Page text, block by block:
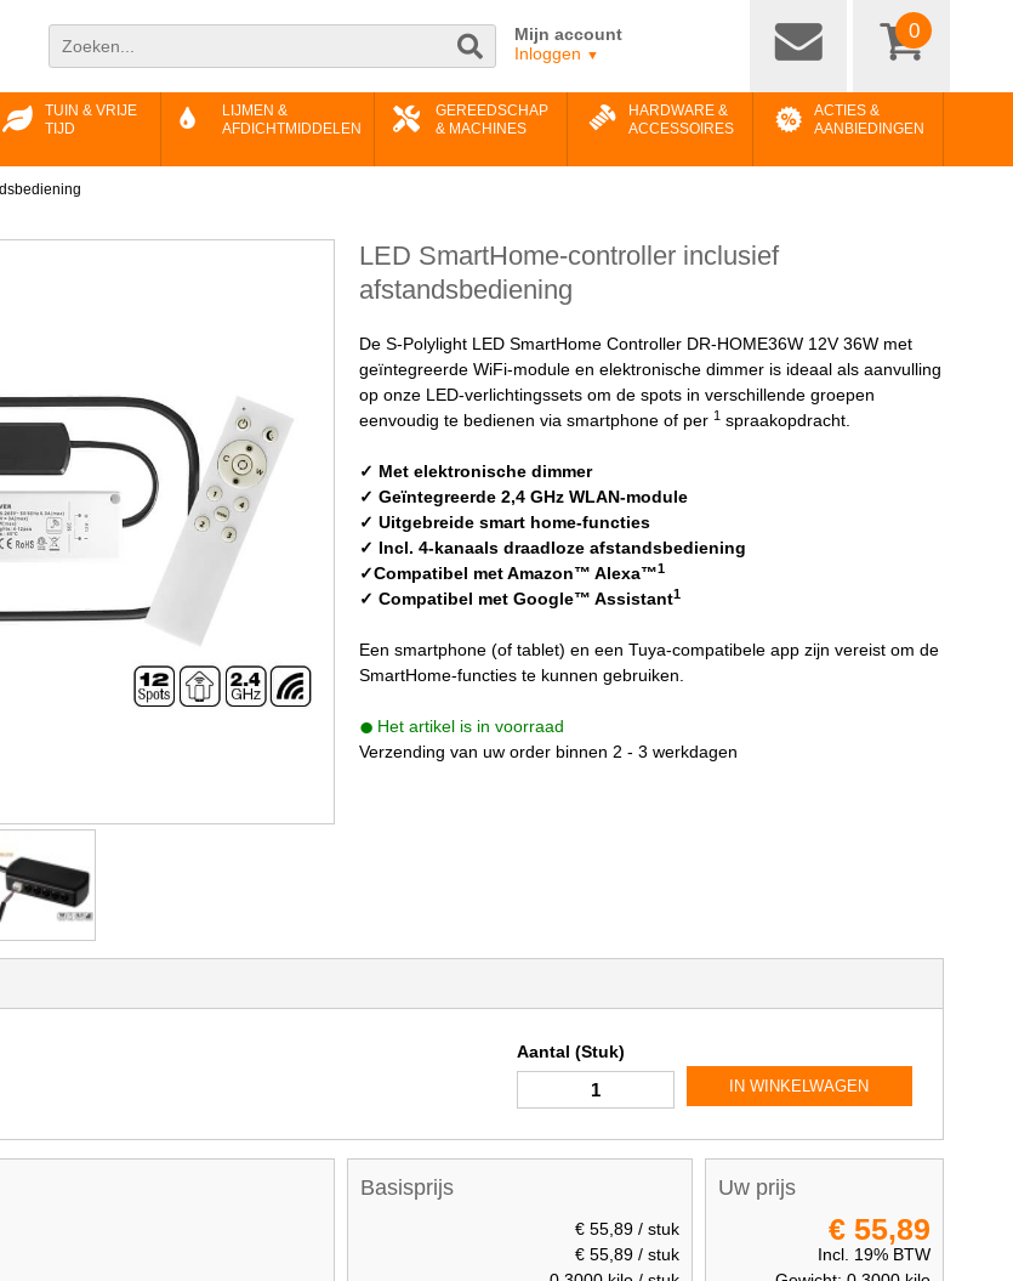
Mijn account
Inloggen ▼
0
TUIN & VRIJE
TIJD
LIJMEN &
AFDICHTMIDDELEN
GEREEDSCHAP
& MACHINES
HARDWARE &
ACCESSOIRES
ACTIES &
AANBIEDINGEN
LED SmartHome-controller inclusief
afstandsbediening
De S-Polylight LED SmartHome Controller DR-HOME36W 12V 36W met
geïntegreerde WiFi-module en elektronische dimmer is ideaal als aanvulling
op onze LED-verlichtingssets om de spots in verschillende groepen
eenvoudig te bedienen via smartphone of per 1 spraakopdracht.
✓ Met elektronische dimmer
✓ Geïntegreerde 2,4 GHz WLAN-module
✓ Uitgebreide smart home-functies
✓ Incl. 4-kanaals draadloze afstandsbediening
✓Compatibel met Amazon™ Alexa™1
✓ Compatibel met Google™ Assistant1
Een smartphone (of tablet) en een Tuya-compatibele app zijn vereist om de
SmartHome-functies te kunnen gebruiken.
Het artikel is in voorraad
Verzending van uw order binnen 2 - 3 werkdagen
Aantal (Stuk)
IN WINKELWAGEN
Basisprijs
€ 55,89 / stuk
€ 55,89 / stuk
Uw prijs
€ 55,89
Incl. 19% BTW